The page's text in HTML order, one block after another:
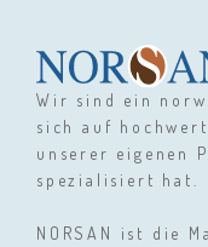
Wir sind ein
sich auf
unserer eigenen
spezialisiert hat.
NORSAN ist die